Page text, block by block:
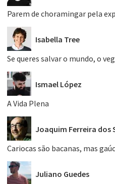
Parem de choramingar pela
Isabella Tree
Se queres salvar o mundo, o
Ismael López
A Vida Plena
Joaquim Ferreira dos
Cariocas são bacanas, mas
Juliano Guedes